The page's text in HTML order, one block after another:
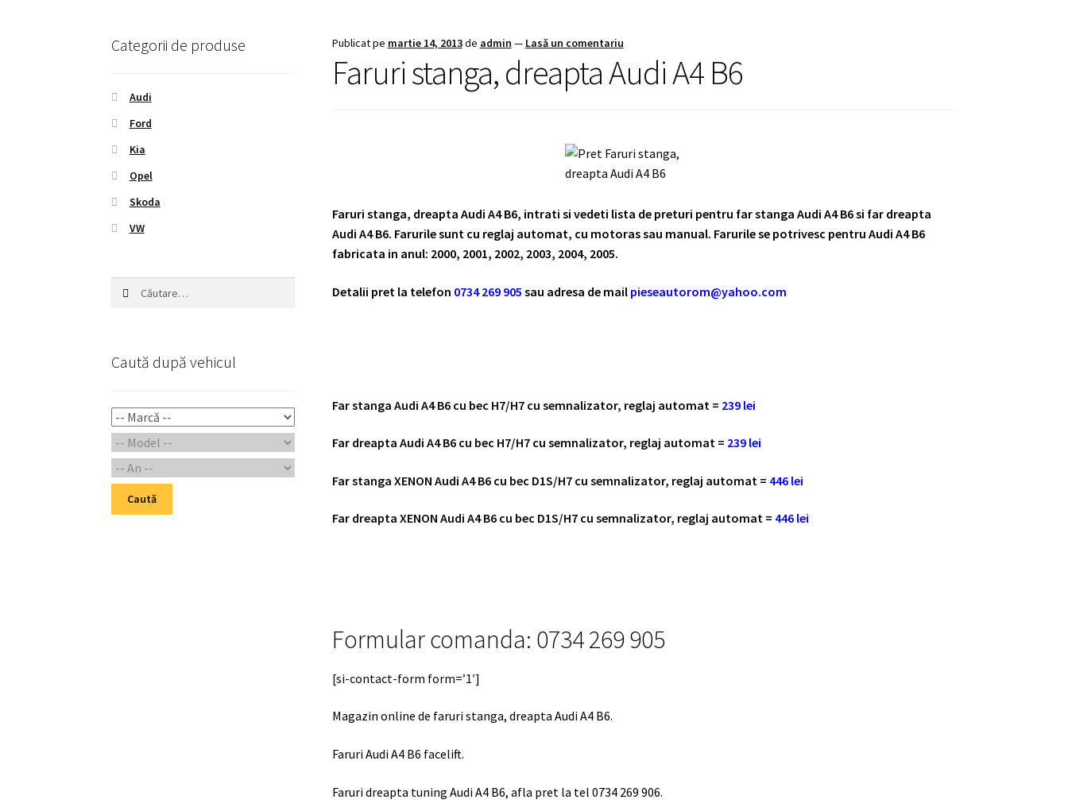
Publicat pe martie 14, 2013de admin — Lasă un comentariu
Faruri stanga, dreapta Audi A4 B6
Faruri stanga, dreapta Audi A4 B6, intrati si vedeti lista de preturi pentru far stanga Audi A4 B6 si far dreapta
Audi A4 B6. Farurile sunt cu reglaj automat, cu motoras sau manual. Farurile se potrivesc pentru Audi A4 B6
fabricata in anul: 2000, 2001, 2002, 2003, 2004, 2005.
Detalii pret la telefon 0734 269 905 sau adresa de mail pieseautorom@yahoo.com
Far stanga Audi A4 B6 cu bec H7/H7 cu semnalizator, reglaj automat = 239 lei
Far dreapta Audi A4 B6 cu bec H7/H7 cu semnalizator, reglaj automat = 239 lei
Far stanga XENON Audi A4 B6 cu bec D1S/H7 cu semnalizator, reglaj automat = 446 lei
Far dreapta XENON Audi A4 B6 cu bec D1S/H7 cu semnalizator, reglaj automat = 446 lei
Formular comanda: 0734 269 905
[si-contact-form form=’1′]
Magazin online de faruri stanga, dreapta Audi A4 B6.
Faruri Audi A4 B6 facelift.
Faruri dreapta tuning Audi A4 B6, afla pret la tel 0734 269 906.
Categorii de produse
Audi
Ford
Kia
Opel
Skoda
VW
Caută după vehicul
Caută